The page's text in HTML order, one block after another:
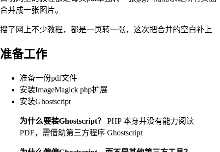
合并成一张图片。
搜了网上不少教程，都是一页转一张，这次把合并的空白补上
准备工作
准备一份pdf文件
安装ImageMagick php扩展
安装Ghostscript
为什么要装Ghostscript？
PHP 本身并没有能力阅读
PDF，需借助第三方程序 Ghostscript